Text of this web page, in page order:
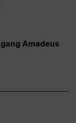
Amadeus